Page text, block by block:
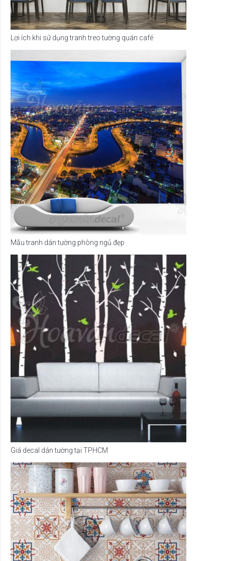
Lợi ích khi sử dụng tranh treo tường quán café
Mẫu tranh dán tường phòng ngủ đẹp
Giá decal dán tường tại TPHCM